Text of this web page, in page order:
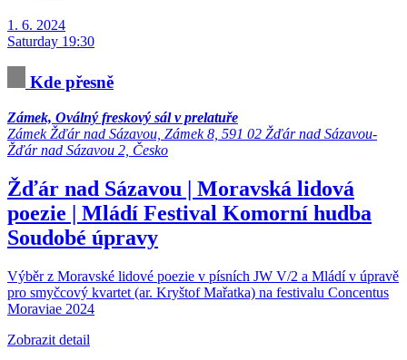
1. 6. 2024
Saturday 19:30
Kde přesně
Zámek, Oválný freskový sál v prelatuře
Zámek Žďár nad Sázavou, Zámek 8, 591 02 Žďár nad Sázavou-
Žďár nad Sázavou 2, Česko
Žďár nad Sázavou | Moravská lidová
poezie | Mládí Festival Komorní hudba
Soudobé úpravy
Výběr z Moravské lidové poezie v písních JW V/2 a Mládí v úpravě
pro smyčcový kvartet (ar. Kryštof Mařatka) na festivalu Concentus
Moraviae 2024
Zobrazit detail